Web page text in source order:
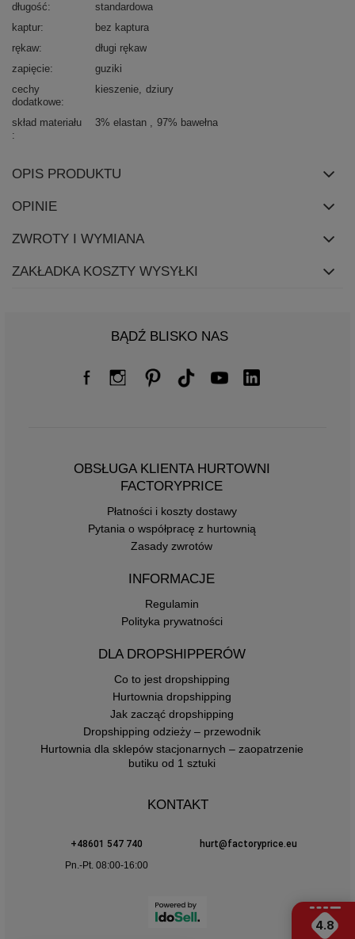
długość
standardowa
kaptur
bez kaptura
rękaw
długi rękaw
zapięcie
guziki
cechy
dodatkowe
kieszenie dziury
skład materiału 3% elastan 97% bawełna
OPIS PRODUKTU
OPINIE
ZWROTY I WYMIANA
ZAKŁADKA KOSZTY WYSYŁKI
BĄDŹ BLISKO NAS
OBSŁUGA KLIENTA HURTOWNI
FACTORYPRICE
Płatności i koszty dostawy
Pytania o współpracę z hurtownią
Zasady zwrotów
INFORMACJE
Regulamin
Polityka prywatności
DLA DROPSHIPPERÓW
Co to jest dropshipping
Hurtownia dropshipping
Jak zacząć dropshipping
Dropshipping odzieży – przewodnik
Hurtownia dla sklepów stacjonarnych – zaopatrzenie
butiku od 1 sztuki
KONTAKT
+48601 547 740
hurt@factoryprice.eu
Pn.-Pt. 08:00-16:00
4.8